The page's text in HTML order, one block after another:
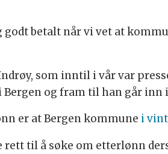
betalt når vi vet at
som inntil i vår var
og fram til han går
er at Bergen kommune i
rett til å søke om etterlønn